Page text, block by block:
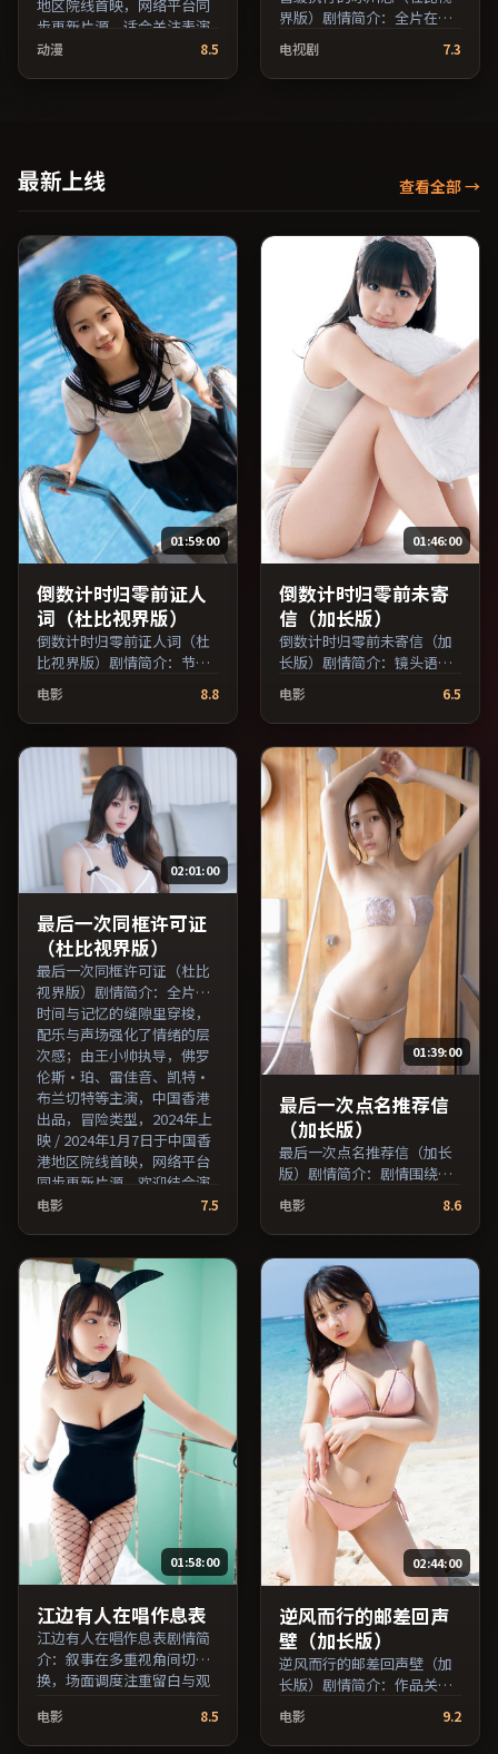
地区院线首映，网络平台同
步更新片源。适合关注表演
细节与导演风格的深度观影
动漫 8.5
界版）剧情简介：全片在时
间与记忆的缝隙里穿梭，配
乐与声场强化了情绪的层次
感；由徐克执导，刘亦菲、
映，网络平台同步更新片
看。（国产影视资源大全免
费条目索引，支持片名与演
员交叉检索。）
电视剧 7.3
最新上线 查看全部→
01:59:00
倒数计时归零前证人
词（杜比视界版）
倒数计时归零前证人词（杜
比视界版）剧情简介：节奏
在沉静与爆发之间交替，悬
念逐步揭开却保留开放式回
味；由魏斯·安德森执导，
黄渤、秦昊、松隆子等主
演，英国出品，科幻类型，
2020年上映 / 2020年12月5
日于英国地区院线首映，网
络平台同步更新片源。整体
观感沉稳耐看，适合反复品
味台词与镜头。（国产影视
资源大全免费条目索引，支
持片名与演员交叉检索。）
电影 8.8
01:46:00
倒数计时归零前未寄
信（加长版）
倒数计时归零前未寄信（加
长版）剧情简介：镜头语言
克制而富有张力，剪辑节奏
贴合人物心理的起伏；由刁
亦男执导，章子怡、木村拓
哉、胡歌等主演，中国台湾
出品，悬疑类型，2016年上
映 / 2016年3月22日于中国台
湾地区院线首映，网络平台
同步更新片源。推荐给喜爱
现实主义叙事与人文关怀题
材的影迷。（国产影视资源
大全免费条目索引，支持片
名与演员交叉检索。）
电影 6.5
02:01:00
最后一次同框许可证
（杜比视界版）
最后一次同框许可证（杜比
视界版）剧情简介：全片在
时间与记忆的缝隙里穿梭，
配乐与声场强化了情绪的层
次感；由王小帅执导，佛罗
伦斯·珀、雷佳音、凯特·
布兰切特等主演，中国香港
出品，冒险类型，2024年上
映 / 2024年1月7日于中国香
港地区院线首映，网络平台
同步更新片源。欢迎结合演
员代表作与导演序列作品一
片名与演员交叉检索。）
电影 7.5
01:39:00
最后一次点名推荐信
（加长版）
最后一次点名推荐信（加长
版）剧情简介：剧情围绕一
次意外转折展开，美术与场
景还原了特定年代质感；由
维伦纽瓦执导，雷佳音、易
烊千玺、木村拓哉等主演，
法国出品，家庭类型，2024
年上映 / 2024年1月14日于法
国地区院线首映，网络平台
同步更新片源。适合希望获
得情感共鸣与现实思考的观
众在线高清观看。（国产影
视资源大全免费条目索引，
支持片名与演员交叉检
索。）
电影 8.6
01:58:00
江边有人在唱作息表
江边有人在唱作息表剧情简
介：叙事在多重视角间切
换，场面调度注重留白与观
导，木村拓哉、黄渤、提莫
西·查拉梅等主演，中国大
电影 8.5
02:44:00
逆风而行的邮差回声
壁（加长版）
逆风而行的邮差回声壁（加
长版）剧情简介：作品关注
质感兼顾院线观感与流媒体
清晰度；由维伦纽瓦执导，
电影 9.2